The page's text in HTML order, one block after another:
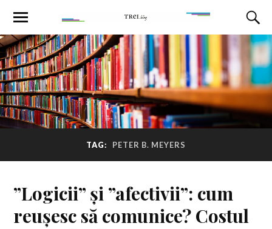
TAG: PETER B. MEYERS
”Logicii” și ”afectivii”: cum
reușesc să comunice? Costul